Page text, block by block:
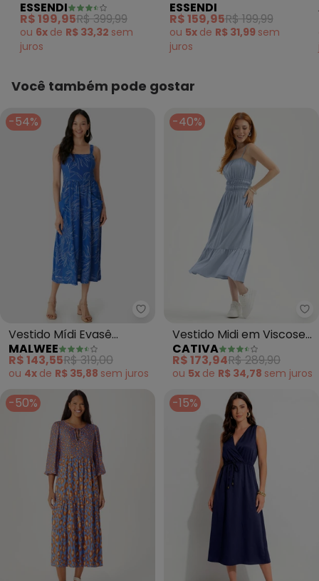
abril/2026
março/2026 R$ 269,95
fevereiro/2026
Floral Azul
ESSENDI
R$ 199,95R$ 399,99
ou 6x de R$ 33,32 sem
juros
Canelado Azul
ESSENDI
R$ 159,95R$ 199,99
ou 5x de R$ 31,99 sem
juros
Você também pode gostar
-54%
Malwee - Vestido Mídi Evasê
Vestido Mídi Evasê
Tropical (Azul Royal)
MALWEE
R$ 143,55R$ 319,00
ou 4x de R$ 35,88 sem juros
-40%
Vestido Midi em Viscose
(Azul Claro)
CATIVA
R$ 173,94R$ 289,90
ou 5x de R$ 34,78 sem juros
-50% -15%